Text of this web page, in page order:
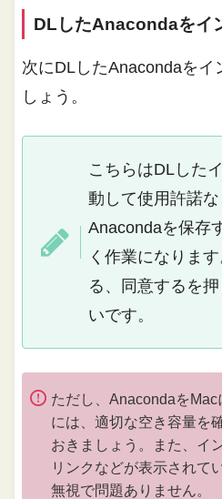
DLしたAnacondaをイ
次にDLしたAnacondaをイ
しょう。
こちらはDLした
動して使用許諾な
Anacondaを保存
く作業になりま
る、同意するを
いです。
ただし、Anacondaを
には、適切な空き容量を
おきましょう。また、イ
リンクなどが表示されて
無視で問題ありません。